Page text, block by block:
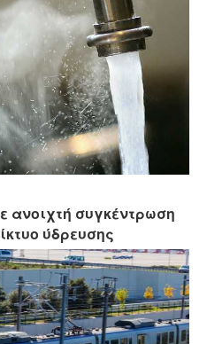
συγκέντρωση
ύδρευσης